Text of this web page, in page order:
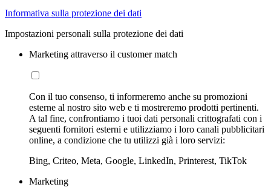
Informativa sulla protezione dei dati
Impostazioni personali sulla protezione dei dati
Marketing attraverso il customer match
Con il tuo consenso, ti informeremo anche su promozioni
esterne al nostro sito web e ti mostreremo prodotti pertinenti.
A tal fine, confrontiamo i tuoi dati personali crittografati con i
seguenti fornitori esterni e utilizziamo i loro canali pubblicitari
online, a condizione che tu utilizzi già i loro servizi:
Bing, Criteo, Meta, Google, LinkedIn, Printerest, TikTok
Marketing